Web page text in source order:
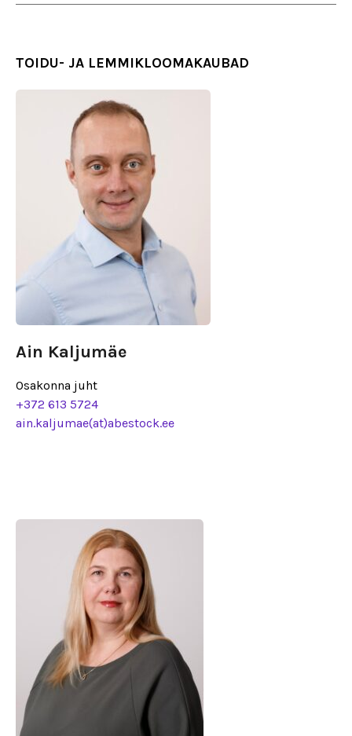
TOIDU- JA LEMMIKLOOMAKAUBAD
Ain Kaljumäe
Osakonna juht
+372 613 5724
ain.kaljumae(at)abestock.ee